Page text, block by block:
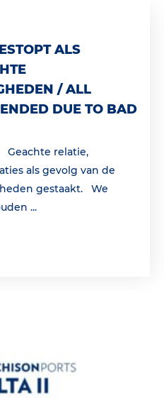
ALS
/ ALL
DUE TO BAD
Geachte relatie,
als gevolg van de
gestaakt. We
...